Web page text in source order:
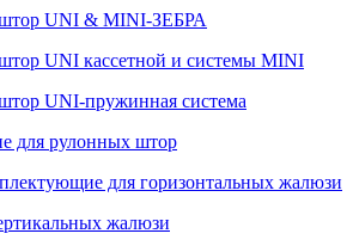
UNI & MINI-ЗЕБРА
UNI кассетной и системы MINI
UNI-пружинная система
для рулонных штор
для горизонтальных жалюзи
жалюзи